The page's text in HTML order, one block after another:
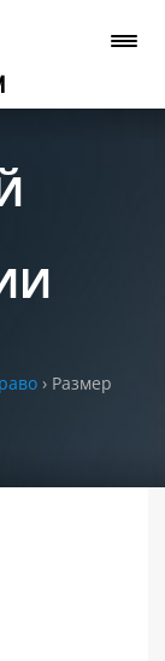
› Размер